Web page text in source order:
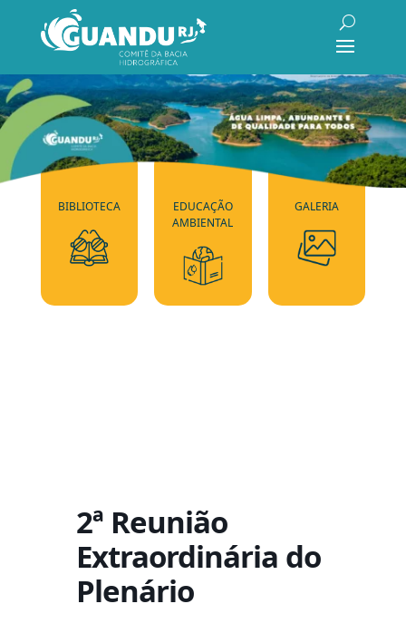
BIBLIOTECA
EDUCAÇÃO
AMBIENTAL
GALERIA
2ª Reunião
Extraordinária do
Plenário